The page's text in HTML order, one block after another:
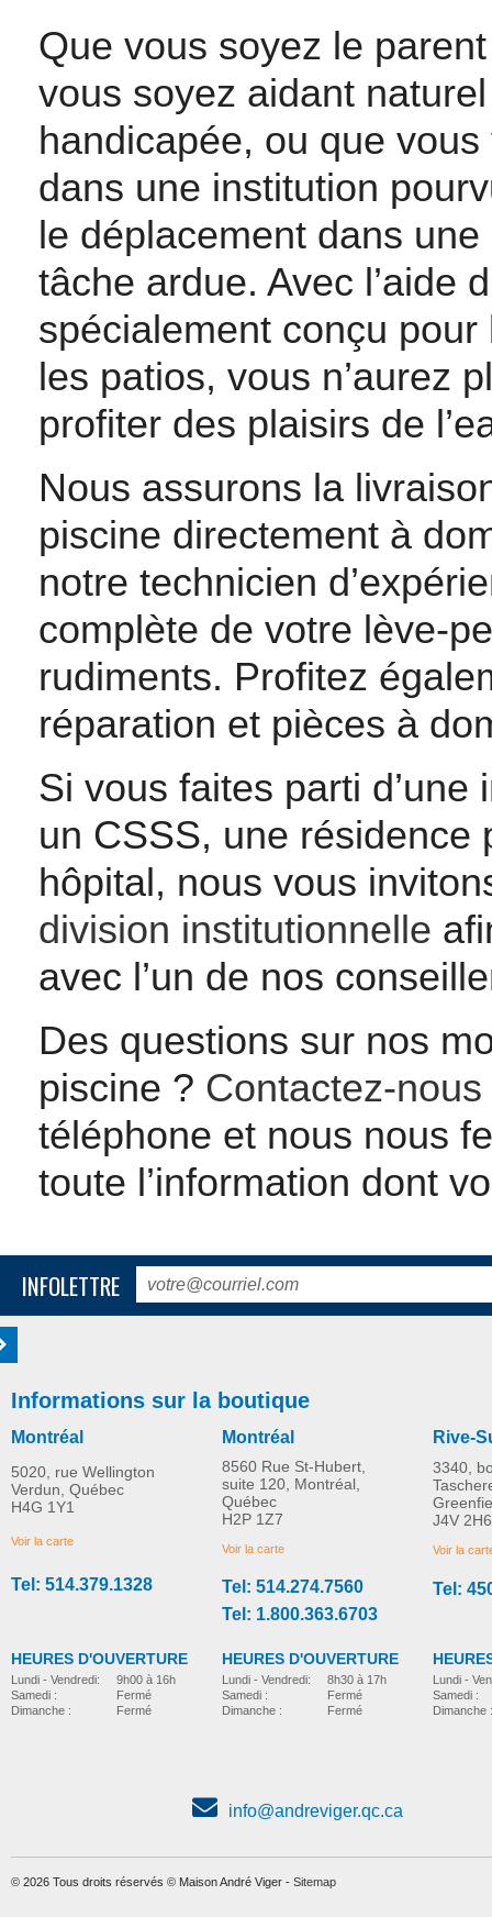
Que vous soyez le
vous soyez aidant
handicapée, ou que
dans une institution
le déplacement dans
tâche ardue. Avec l’aide
spécialement conçu
les patios, vous n’aurez
profiter des plaisirs de
Nous assurons la
piscine directement à
notre technicien
complète de votre lève-
rudiments. Profitez
réparation et pièces à
Si vous faites parti
un CSSS, une résidence
hôpital, nous vous
division institutionnelle
avec l’un de nos
Des questions sur nos
piscine ? Contactez-nous
téléphone et nous nous
toute l’information dont
INFOLETTRE
Informations sur la boutique
Montréal
5020, rue Wellington
Verdun, Québec
H4G 1Y1
Voir la carte
Tel: 514.379.1328
HEURES D'OUVERTURE
Lundi - Vendredi:
Samedi :
Dimanche :
9h00 à 16h
Fermé
Fermé
Montréal
8560 Rue St-Hubert,
suite 120, Montréal,
Québec
H2P 1Z7
Voir la carte
Tel: 514.274.7560
Tel: 1.800.363.6703
HEURES D'OUVERTURE
Lundi - Vendredi:
Samedi :
Dimanche :
8h30 à 17h
Fermé
Fermé
Rive-
3340,
J4V 2H6
Voir la
Tel:
Lundi -
Samedi :
Dimanche :
info@andreviger.qc.ca
© 2026 Tous droits réservés © Maison André Viger - Sitemap